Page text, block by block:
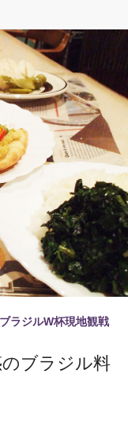
ラジルW杯現地観戦
ブラジル料